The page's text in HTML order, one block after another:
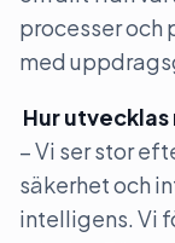
processer
med
Hur
– Vi ser stor
säkerhet och
intelligens. Vi